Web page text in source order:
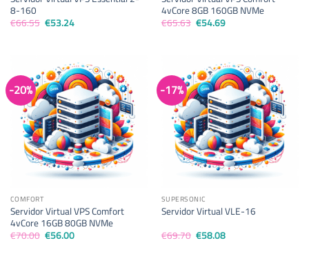
8-160
€66.55 El
precio
€53.24Elprecio
€53.24.
4vCore 8GB 160GB NVMe
€65.63 El
precio
€54.69Elprecio
€54.69.
-20%
COMFORT
Servidor Virtual VPS Comfort
4vCore 16GB 80GB NVMe
€70.00 El
precio
€56.00Elprecio
-17%
SUPERSONIC
Servidor Virtual VLE-16
€69.70 El
precio
€58.08Elprecio